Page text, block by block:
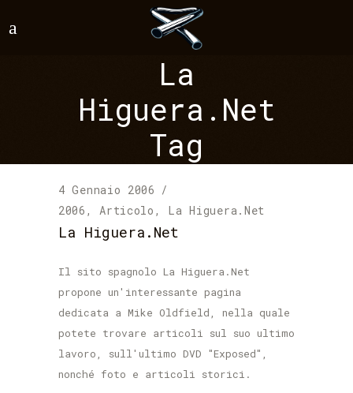
La
Higuera.Net
Tag
4 Gennaio 2006
2006 ,Articolo , La Higuera.Net
La Higuera.Net
Il sito spagnolo La Higuera.Net
propone un'interessante pagina
dedicata a Mike Oldfield, nella quale
potete trovare articoli sul suo ultimo
lavoro, sull'ultimo DVD "Exposed",
nonché foto e articoli storici.